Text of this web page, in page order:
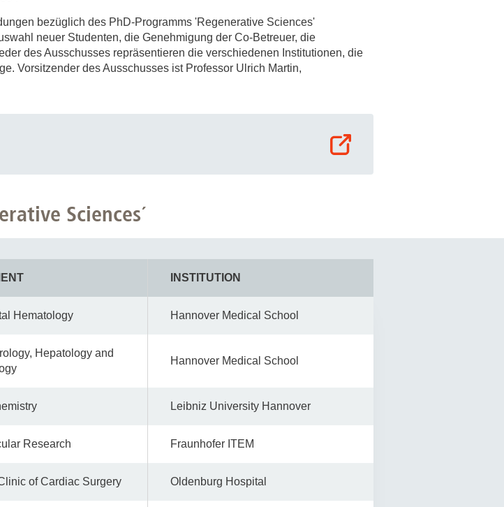
und Transfer und
Forschung - Wissen - Translation - Transfer
Partner:innen & Netzwerke
Für Lebenswissenschaftler:innen
Für Startups und Gründer:innen
bezüglich des PhD-Programms 'Regenerative Sciences'
neuer Studenten, die Genehmigung der Co-Betreuer, die
des Ausschusses repräsentieren die verschiedenen Institutionen, die
Vorsitzender des Ausschusses ist Professor Ulrich Martin,
Sciences´
INSTITUTION
Hematology Hannover Medical School
Hepatology and
Hannover Medical School
Leibniz University Hannover
Research Fraunhofer ITEM
of Cardiac Surgery Oldenburg Hospital